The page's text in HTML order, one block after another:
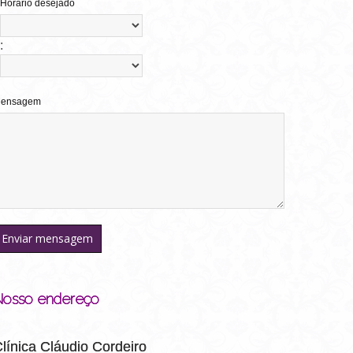
Horário desejado
:
endereço
Cláudio Cordeiro